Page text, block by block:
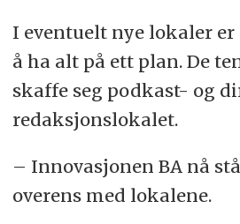
I eventuelt nye lokaler er
å ha alt på ett plan. De
skaffe seg podkast- og
redaksjonslokalet.
– Innovasjonen BA nå
overens med lokalene.